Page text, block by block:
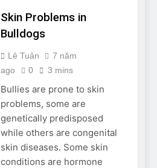
Skin Problems in
Bulldogs
Lê Tuân
7 năm
ago
0 3 mins
Bullies are prone to skin
problems, some are
genetically predisposed
while others are congenital
skin diseases. Some skin
conditions are hormone